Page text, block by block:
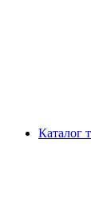
Каталог